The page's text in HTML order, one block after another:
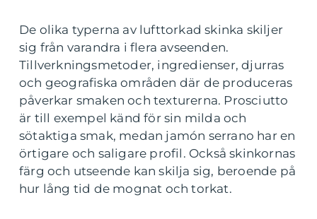
De olika typerna av lufttorkad skinka skiljer
sig från varandra i flera avseenden.
Tillverkningsmetoder, ingredienser, djurras
och geografiska områden där de produceras
påverkar smaken och texturerna. Prosciutto
är till exempel känd för sin milda och
sötaktiga smak, medan jamón serrano har en
örtigare och saligare profil. Också skinkornas
färg och utseende kan skilja sig, beroende på
hur lång tid de mognat och torkat.